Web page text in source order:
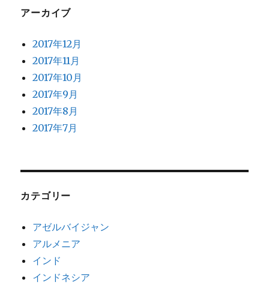
アーカイブ
2017年12月
2017年11月
2017年10月
2017年9月
2017年8月
2017年7月
カテゴリー
アゼルバイジャン
アルメニア
インド
インドネシア